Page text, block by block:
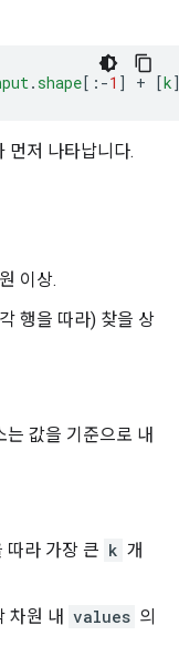
.shape[ :-1 ] + [k
먼저 나타납니다.
이상.
행을 따라) 찾을 상
는 값을 기준으로 내
따라 가장 큰 k 개
차원 내 values 의